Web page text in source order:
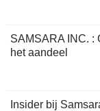
SAMSARA INC. :
het aandeel
Insider bij